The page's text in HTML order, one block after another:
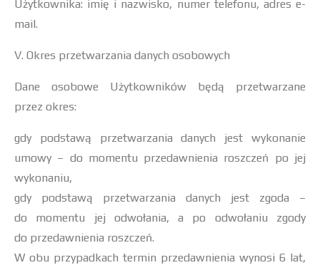
Użytkownika: imię i nazwisko, numer telefonu, adres e-
mail.
V. Okres przetwarzania danych osobowych
Dane osobowe Użytkowników będą przetwarzane
przez okres:
gdy podstawą przetwarzania danych jest wykonanie
umowy – do momentu przedawnienia roszczeń po jej
wykonaniu,
gdy podstawą przetwarzania danych jest zgoda –
do momentu jej odwołania, a po odwołaniu zgody
do przedawnienia roszczeń.
W obu przypadkach termin przedawnienia wynosi 6 lat,